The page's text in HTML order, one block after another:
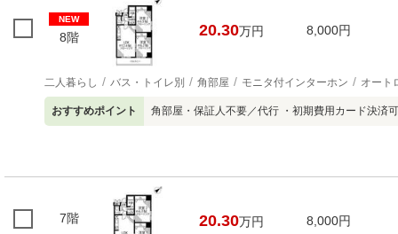
NEW
8階 20.30万円 8,000円
二人暮らし バス・トイレ別 角部屋 モニタ付インターホン オート
おすすめポイント 角部屋・保証人不要／代行 ・初期費用カード決済可
7階 20.30万円 8,000円